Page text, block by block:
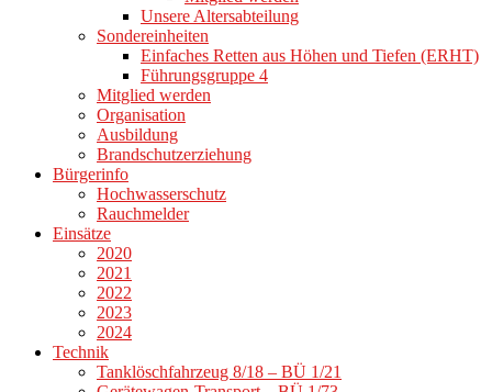
Unsere Altersabteilung
Sondereinheiten
Einfaches Retten aus Höhen und Tiefen (ERHT)
Führungsgruppe 4
Mitglied werden
Organisation
Ausbildung
Brandschutzerziehung
Bürgerinfo
Hochwasserschutz
Rauchmelder
Einsätze
2020
2021
2022
2023
2024
Technik
Tanklöschfahrzeug 8/18 – BÜ 1/21